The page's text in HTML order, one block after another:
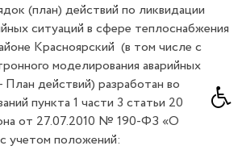
(план) действий по ликвидации
ситуаций в сфере теплоснабжения
Красноярский (в том числе с
моделирования аварийных
действий) разработан во
пункта 1 части 3 статьи 20
от 27.07.2010 № 190-ФЗ «О
учетом положений: